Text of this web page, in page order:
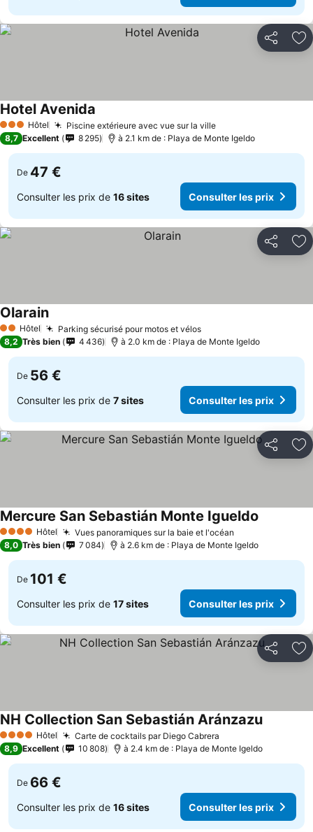
Partager
3 ÉtoilesHôtel Piscine extérieure avec vue sur la ville
Hotel Avenida
8,7 Excellent 8 295 à 2.1 km de : Playa de Monte Igeldo
De 47 €
Consulter les prix de 16 sites Consulter les prix
Partager
2 Étoiles
Hôtel Parking sécurisé pour motos et vélos
Olarain
8,2 Très bien 4 436 à 2.0 km de : Playa de Monte Igeldo
De 56 €
Consulter les prix de 7 sites Consulter les prix
Partager
4 Étoiles Hôtel Vues panoramiques sur la baie et l'océan
Mercure San Sebastián Monte Igueldo
8,0 Très bien 7 084 à 2.6 km de : Playa de Monte Igeldo
De 101 €
Consulter les prix de 17 sites Consulter les prix
Partager
4 Étoiles Hôtel Carte de cocktails par Diego Cabrera
NH Collection San Sebastián Aránzazu
8,9 Excellent 10 808 à 2.4 km de : Playa de Monte Igeldo
De 66 €
Consulter les prix de 16 sites Consulter les prix